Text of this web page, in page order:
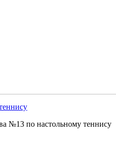
№13 по настольному теннису